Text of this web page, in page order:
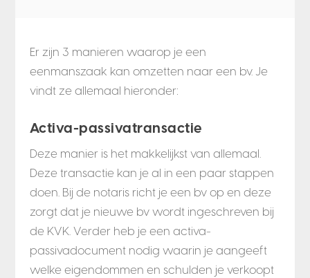
Er zijn 3 manieren waarop je een
eenmanszaak kan omzetten naar een bv. Je
vindt ze allemaal hieronder:
Activa-passivatransactie
Deze manier is het makkelijkst van allemaal.
Deze transactie kan je al in een paar stappen
doen. Bij de notaris richt je een bv op en deze
zorgt dat je nieuwe bv wordt ingeschreven bij
de KVK. Verder heb je een activa-
passivadocument nodig waarin je aangeeft
welke eigendommen en schulden je verkoopt